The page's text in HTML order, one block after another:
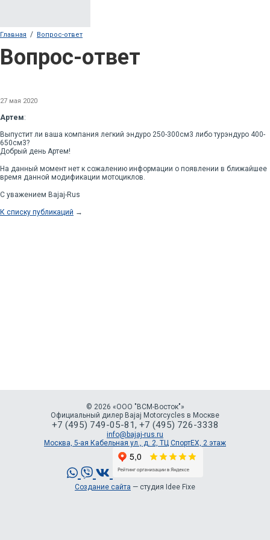
Главная / Вопрос-ответ
Вопрос-ответ
27 мая 2020
Артем:
Выпустит ли ваша компания легкий эндуро 250-300см3 либо турэндуро 400-
650см3?
Добрый день Артем!
На данный момент нет к сожалению информации о появлении в ближайшее
время данной модификации мотоциклов.
С уважением Bajaj-Rus
К списку публикаций →
© 2026 «ООО "ВСМ-Восток"»
Официальный дилер Bajaj Motorcycles в Москве
+7 (495) 749-05-81, +7 (495) 726-3338
info@bajaj-rus.ru
Москва, 5-ая Кабельная ул., д. 2, ТЦ СпортЕХ, 2 этаж
Создание сайта — студия Idee Fixe